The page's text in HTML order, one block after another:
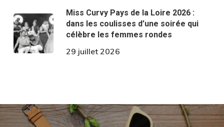
Miss Curvy Pays de la Loire 2026 :
dans les coulisses d’une soirée qui
célèbre les femmes rondes
29 juillet 2026